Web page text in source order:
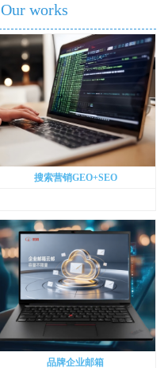
Our works
搜索营销GEO+SEO
品牌企业邮箱